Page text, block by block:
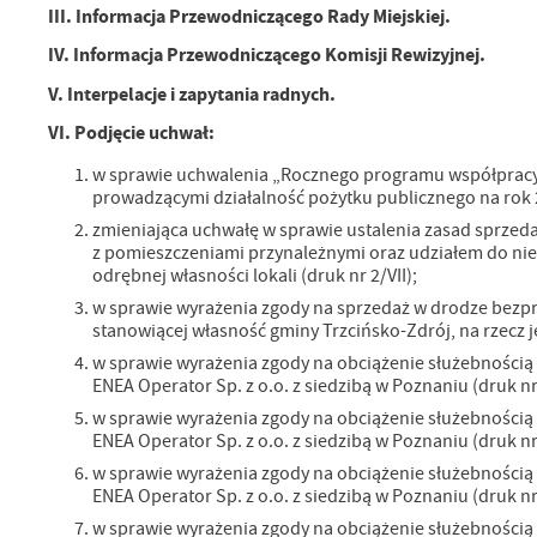
III. Informacja Przewodniczącego Rady Miejskiej.
IV. Informacja Przewodniczącego Komisji Rewizyjnej.
V. Interpelacje i zapytania radnych.
VI. Podjęcie uchwał:
w sprawie uchwalenia „Rocznego programu
prowadzącymi działalność pożytku publicznego na rok
zmieniająca uchwałę w sprawie ustalenia zasad
z pomieszczeniami przynależnymi oraz udziałem do
odrębnej własności lokali (druk nr 2/VII);
w sprawie wyrażenia zgody na sprzedaż w drodze
stanowiącej własność gminy Trzcińsko-Zdrój, na
w sprawie wyrażenia zgody na obciążenie
ENEA Operator Sp. z o.o. z siedzibą w Poznaniu (druk
w sprawie wyrażenia zgody na obciążenie
ENEA Operator Sp. z o.o. z siedzibą w Poznaniu (druk
w sprawie wyrażenia zgody na obciążenie
ENEA Operator Sp. z o.o. z siedzibą w Poznaniu (druk
w sprawie wyrażenia zgody na obciążenie